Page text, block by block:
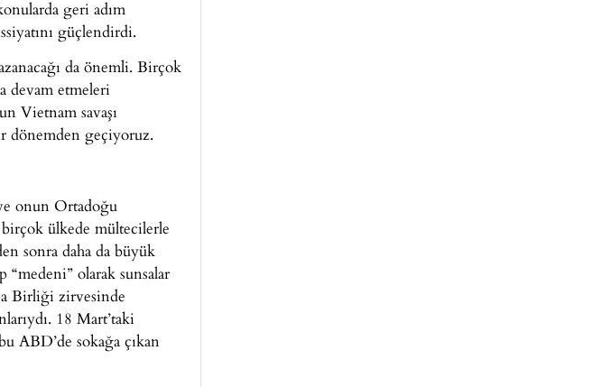
geri adım
güçlendirdi.
da önemli. Birçok
devam etmeleri
Vietnam savaşı
dönemden geçiyoruz.
onun Ortadoğu
birçok ülkede mültecilerle
sonra daha da büyük
“medeni” olarak sunsalar
Birliği zirvesinde
18 Mart’taki
ABD’de sokağa çıkan